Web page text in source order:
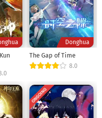
2 Episode 1
Donghua
The Gap of Time
8.0
ONGOING